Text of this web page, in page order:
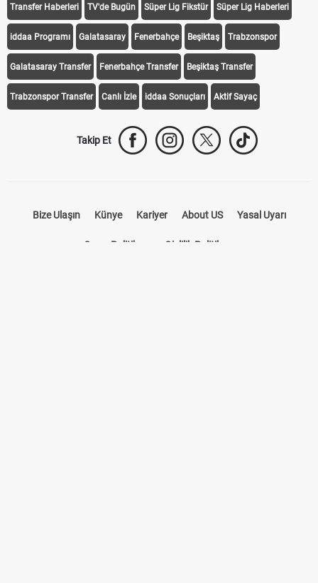
Transfer Haberleri TV'de Bugün Süper Lig Fikstür Süper Lig Haberleri
iddaa Programı Galatasaray Fenerbahçe Beşiktaş Trabzonspor
Galatasaray Transfer Fenerbahçe Transfer Beşiktaş Transfer
Trabzonspor Transfer Canlı İzle iddaa Sonuçları Aktif Sayaç
Takip Et
Bize Ulaşın Künye Kariyer About US Yasal Uyarı
Çerez Politikası Gizlilik Politikası